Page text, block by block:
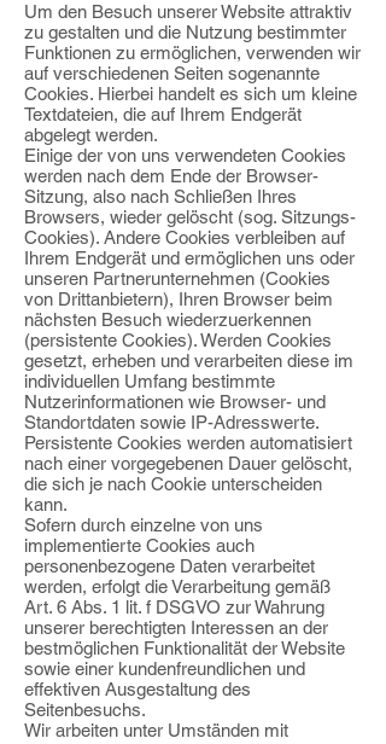
Um den Besuch unserer Website attraktiv
zu gestalten und die Nutzung bestimmter
Funktionen zu ermöglichen, verwenden wir
auf verschiedenen Seiten sogenannte
Cookies. Hierbei handelt es sich um kleine
Textdateien, die auf Ihrem Endgerät
abgelegt werden.
Einige der von uns verwendeten Cookies
werden nach dem Ende der Browser-
Sitzung, also nach Schließen Ihres
Browsers, wieder gelöscht (sog. Sitzungs-
Cookies). Andere Cookies verbleiben auf
Ihrem Endgerät und ermöglichen uns oder
unseren Partnerunternehmen (Cookies
von Drittanbietern), Ihren Browser beim
nächsten Besuch wiederzuerkennen
(persistente Cookies). Werden Cookies
gesetzt, erheben und verarbeiten diese im
individuellen Umfang bestimmte
Nutzerinformationen wie Browser- und
Standortdaten sowie IP-Adresswerte.
Persistente Cookies werden automatisiert
nach einer vorgegebenen Dauer gelöscht,
die sich je nach Cookie unterscheiden
kann.
Sofern durch einzelne von uns
implementierte Cookies auch
personenbezogene Daten verarbeitet
werden, erfolgt die Verarbeitung gemäß
Art. 6 Abs. 1 lit. f DSGVO zurWahrung
unserer berechtigten Interessen an der
bestmöglichen Funktionalität derWebsite
sowie einer kundenfreundlichen und
effektiven Ausgestaltung des
Seitenbesuchs.
Wir arbeiten unter Umständen mit